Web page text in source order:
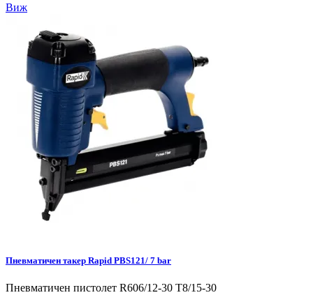
Виж
Пневматичен такер Rapid PBS121/ 7 bar
Пневматичен пистолет R606/12-30 T8/15-30